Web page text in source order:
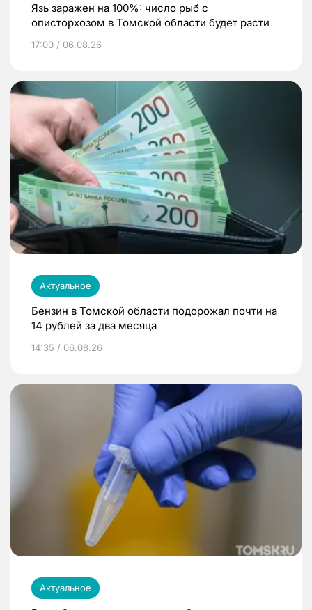
Язь заражен на 100%: число рыб с
описторхозом в Томской области будет расти
17:00 / 06.08.26
Актуальное
Бензин в Томской области подорожал почти на
14 рублей за два месяца
14:35 / 06.08.26
Актуальное